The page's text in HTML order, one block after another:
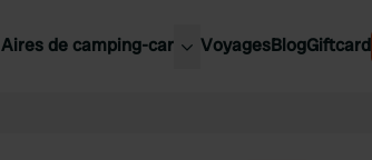
Aires de camping-car VoyagesBlogGiftcard